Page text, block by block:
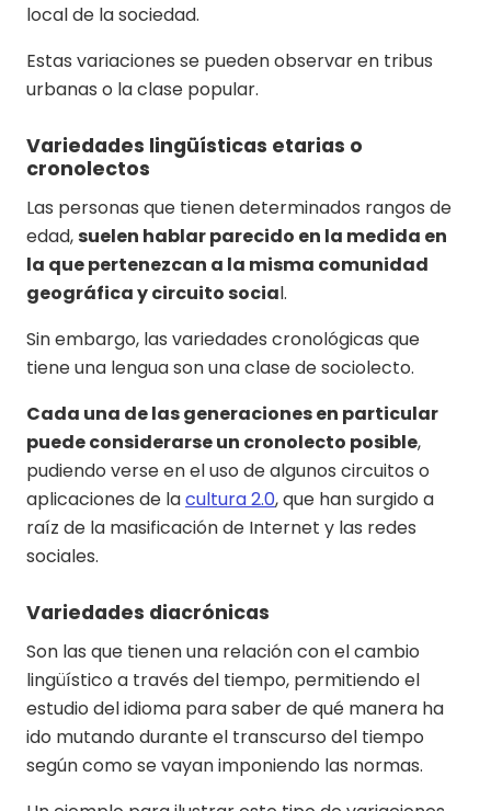
local de la sociedad.
Estas variaciones se pueden observar en tribus
urbanas o la clase popular.
Variedades lingüísticas etarias o
cronolectos
Las personas que tienen determinados rangos de
edad,suelen hablar parecido en la medida en
la que pertenezcan a la misma comunidad
geográfica y circuito social.
Sin embargo, las variedades cronológicas que
tiene una lengua son una clase de sociolecto.
Cada una de las generaciones en particular
puede considerarse un cronolecto posible,
pudiendo verse en el uso de algunos circuitos o
aplicaciones de lacultura 2.0, que han surgido a
raíz de la masificación de Internet y las redes
sociales.
Variedades diacrónicas
Son las que tienen una relación con el cambio
lingüístico a través del tiempo, permitiendo el
estudio del idioma para saber de qué manera ha
ido mutando durante el transcurso del tiempo
según como se vayan imponiendo las normas.